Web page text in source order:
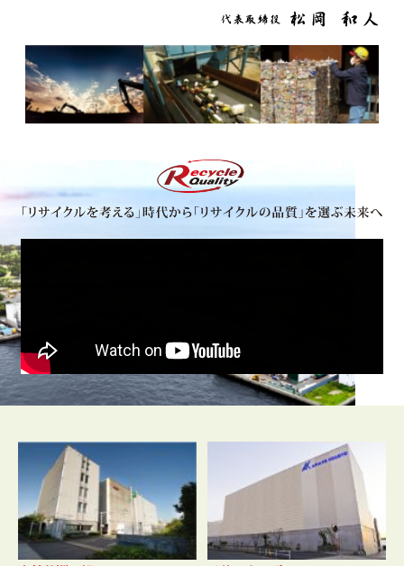
【2023年10月31日】環境報告書、許認可一覧更新しました。
た。
【2023年8月31日】許認可一覧更新しました。
【2023年6月1日】若洲工場・リサイクルポートASR投入施設活用
率更新しました。
【2023年3月31日】保有車両、ISO27001 登録書を更新しました。
【2022年7月4日】 保有車輌更新しました。
【2022年6月1日】 許認可一覧更新、リサイクルポート・八丈島
工場フロー図更新、会社概要更新しました。
【2022年5月24日】東京都産業廃棄物処分業許可証が新しくなり
【2020年10月13日】 ISOページを更新しました。
【2020年11月2日】 許認可等一覧ページを更新しました。
【2020年10月13日】 ISOページを更新しました。